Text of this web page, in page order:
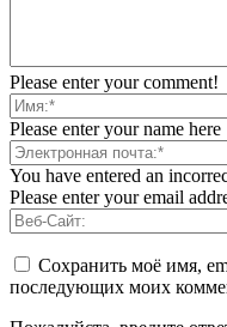
Please enter your comment!
Please enter your name here
You have entered an
Please enter your email
Сохранить моё имя,
последующих моих